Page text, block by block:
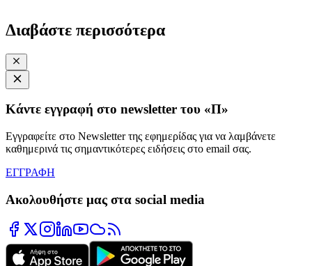
Διαβάστε περισσότερα
Κάντε εγγραφή στο newsletter του «Π»
Εγγραφείτε στο Newsletter της εφημερίδας για να λαμβάνετε
καθημερινά τις σημαντικότερες ειδήσεις στο email σας.
ΕΓΓΡΑΦΗ
Ακολουθήστε μας στα social media